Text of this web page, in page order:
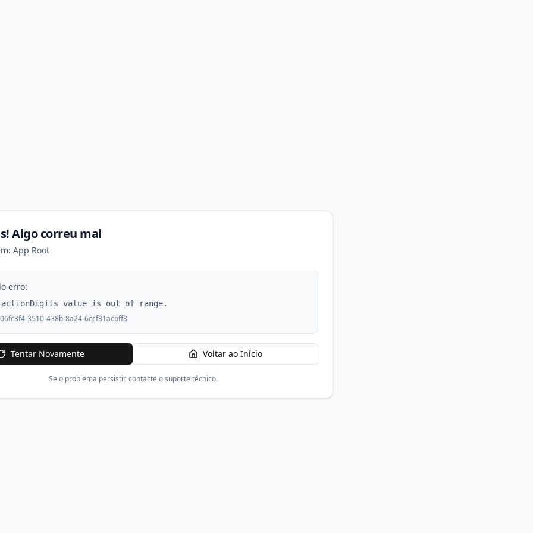
Algo correu mal
App Root
erro:
value is out of range.
3510-438b-8a24-6ccf31acbff8
Tentar Novamente Voltar ao Início
Se o problema persistir, contacte o suporte técnico.